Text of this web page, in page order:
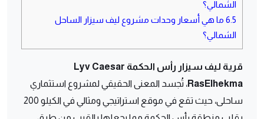
الشمالي؟
6.5 ما هي أسعار وحدات مشروع ليف سيزار الساحل
الشمالي؟
قرية ليف سيزار رأس الحكمة Lyv Caesar
RasElhekma، تُجسد المعنى الحقيقي لمشروع استثماري
ساحلى، حيث تقع في موقع استراتيجي ومثالي في الكيلو 200